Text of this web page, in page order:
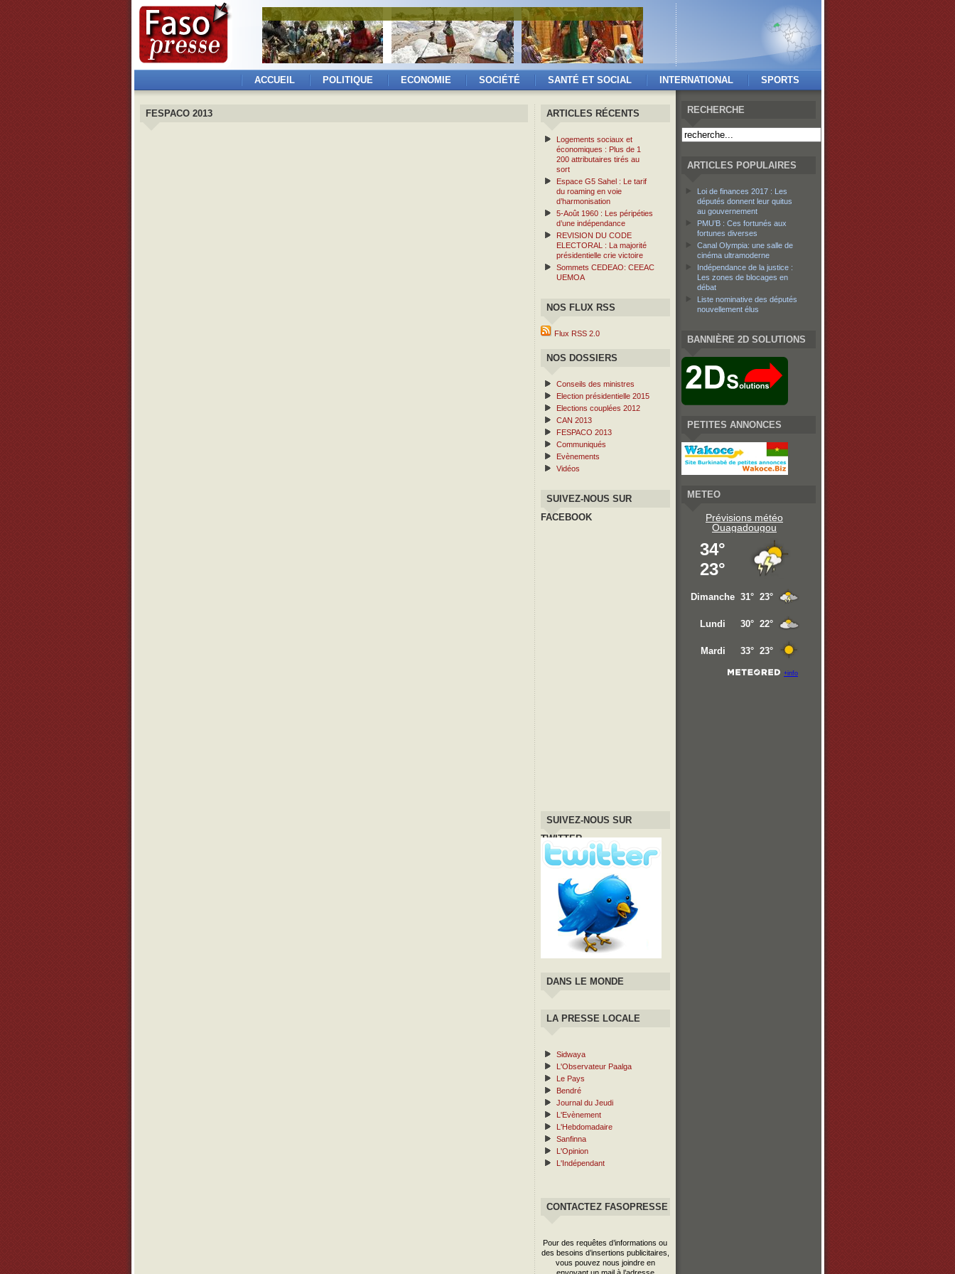
ACCUEIL POLITIQUE ECONOMIE SOCIÉTÉ SANTÉ ET SOCIAL INTERNATIONAL SPORTS
FESPACO 2013 ARTICLES RÉCENTS
Logements sociaux et
économiques : Plus de 1
200 attributaires tirés au
sort
Espace G5 Sahel : Le tarif
du roaming en voie
d’harmonisation
5-Août 1960 : Les péripéties
d’une indépendance
REVISION DU CODE
ELECTORAL : La majorité
présidentielle crie victoire
Sommets CEDEAO: CEEAC
UEMOA
NOS FLUX RSS
Flux RSS 2.0
NOS DOSSIERS
Conseils des ministres
Election présidentielle 2015
Elections couplées 2012
CAN 2013
FESPACO 2013
Communiqués
Evènements
Vidéos
SUIVEZ-NOUS SUR
FACEBOOK
SUIVEZ-NOUS SUR
TWITTER
DANS LE MONDE
LA PRESSE LOCALE
Sidwaya
L'Observateur Paalga
Le Pays
Bendré
Journal du Jeudi
L'Evènement
L'Hebdomadaire
Sanfinna
L'Opinion
L'Indépendant
CONTACTEZ FASOPRESSE
Pour des requêtes d’informations ou
des besoins d’insertions publicitaires,
vous pouvez nous joindre en
RECHERCHE
ARTICLES POPULAIRES
Loi de finances 2017 : Les
députés donnent leur quitus
au gouvernement
PMU’B : Ces fortunés aux
fortunes diverses
Canal Olympia: une salle de
cinéma ultramoderne
Indépendance de la justice :
Les zones de blocages en
débat
Liste nominative des députés
nouvellement élus
BANNIÈRE 2D SOLUTIONS
PETITES ANNONCES
METEO
Prévisions météo
Ouagadougou